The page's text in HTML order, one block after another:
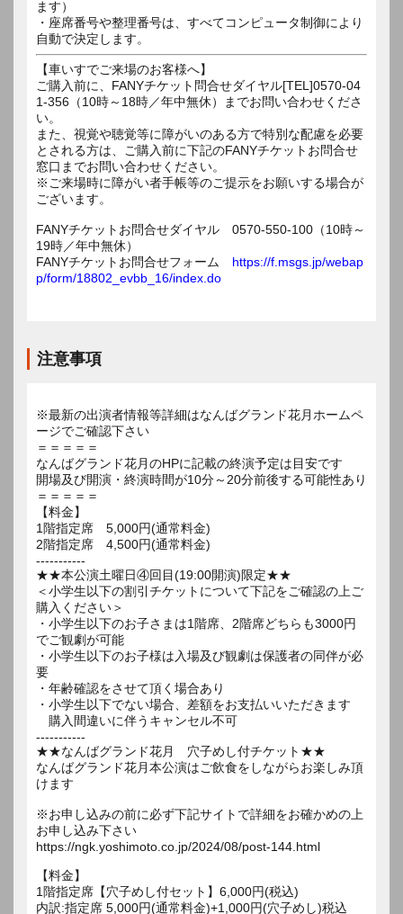
ます）
・座席番号や整理番号は、すべてコンピュータ制御により
自動で決定します。
【車いすでご来場のお客様へ】
ご購入前に、FANYチケット問合せダイヤル[TEL]0570-04
1-356（10時～18時／年中無休）までお問い合わせくださ
い。
また、視覚や聴覚等に障がいのある方で特別な配慮を必要
とされる方は、ご購入前に下記のFANYチケットお問合せ
窓口までお問い合わせください。
※ご来場時に障がい者手帳等のご提示をお願いする場合が
ございます。
FANYチケットお問合せダイヤル 0570-550-100（10時～
19時／年中無休）
FANYチケットお問合せフォーム https://f.msgs.jp/webap
p/form/18802_evbb_16/index.do
注意事項
※最新の出演者情報等詳細はなんばグランド花月ホームペ
ージでご確認下さい
＝＝＝＝＝
なんばグランド花月のHPに記載の終演予定は目安です
開場及び開演・終演時間が10分～20分前後する可能性あり
＝＝＝＝＝
【料金】
1階指定席 5,000円(通常料金)
2階指定席 4,500円(通常料金)
-----------
★★本公演土曜日④回目(19:00開演)限定★★
＜小学生以下の割引チケットについて下記をご確認の上ご
購入ください＞
・小学生以下のお子さまは1階席、2階席どちらも3000円
でご観劇が可能
・小学生以下のお子様は入場及び観劇は保護者の同伴が必
要
・年齢確認をさせて頂く場合あり
・小学生以下でない場合、差額をお支払いいただきます
購入間違いに伴うキャンセル不可
-----------
★★なんばグランド花月 穴子めし付チケット★★
なんばグランド花月本公演はご飲食をしながらお楽しみ頂
けます
※お申し込みの前に必ず下記サイトで詳細をお確かめの上
お申し込み下さい
https://ngk.yoshimoto.co.jp/2024/08/post-144.html
【料金】
1階指定席【穴子めし付セット】6,000円(税込)
内訳:指定席 5,000円(通常料金)+1,000円(穴子めし)税込